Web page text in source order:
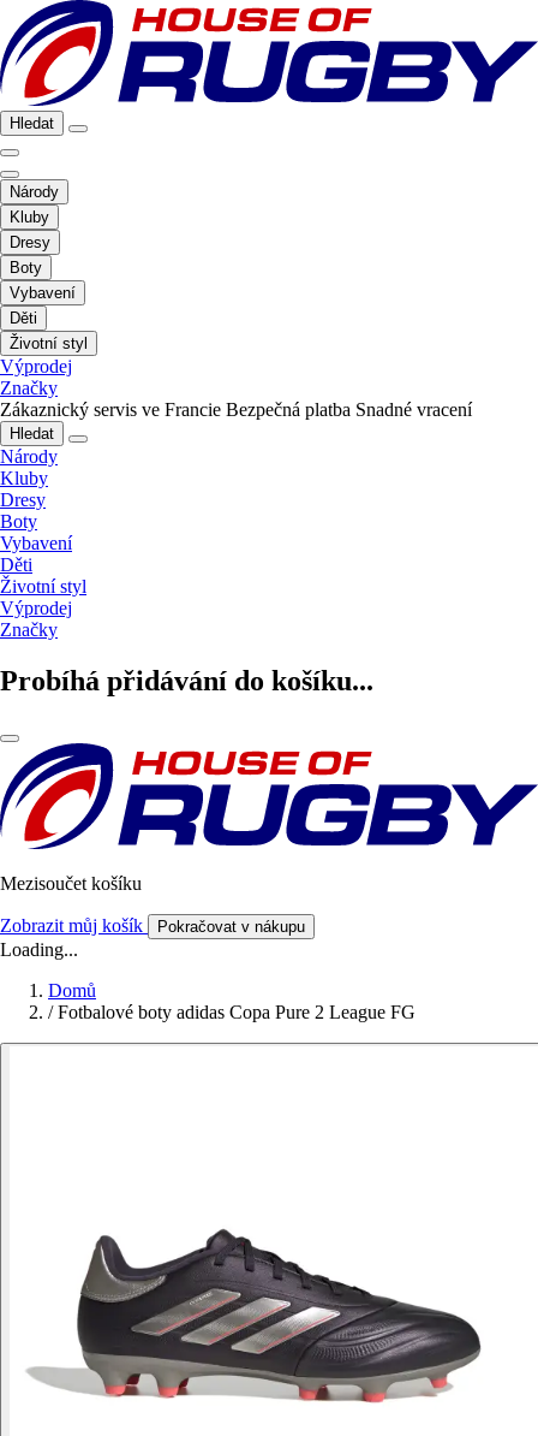
Hledat
Národy
Kluby
Dresy
Boty
Vybavení
Děti
Životní styl
Výprodej
Značky
Zákaznický servis ve Francie Bezpečná platba Snadné vracení
Hledat
Národy
Kluby
Dresy
Boty
Vybavení
Děti
Životní styl
Výprodej
Značky
Probíhá přidávání do košíku...
Mezisoučet košíku
Zobrazit můj košík Pokračovat v nákupu
Loading...
Domů
/ Fotbalové boty adidas Copa Pure 2 League FG